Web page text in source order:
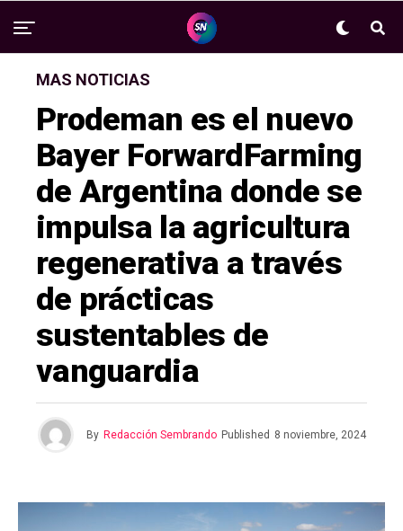
MAS NOTICIAS
Prodeman es el nuevo
Bayer ForwardFarming
de Argentina donde se
impulsa la agricultura
regenerativa a través
de prácticas
sustentables de
vanguardia
By Redacción Sembrando Published 8 noviembre, 2024